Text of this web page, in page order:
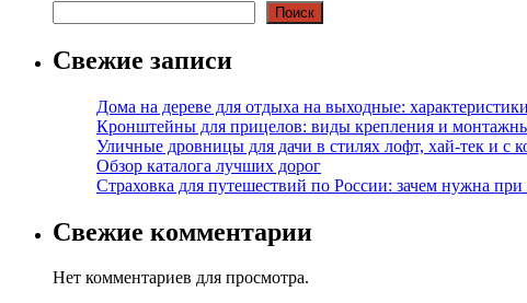
Поиск
Свежие записи
Дома на дереве для отдыха на выходные:
Кронштейны для прицелов: виды крепления и
Уличные дровницы для дачи в стилях лофт, хай-тек и с
Обзор каталога лучших дорог
Страховка для путешествий по России: зачем нужна
Свежие комментарии
Нет комментариев для просмотра.